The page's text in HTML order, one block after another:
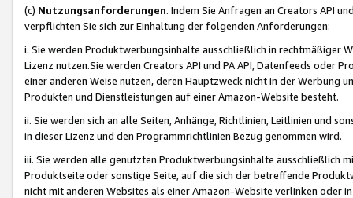
(c) Nutzungsanforderungen. Indem Sie Anfragen an Creators API
verpflichten Sie sich zur Einhaltung der folgenden Anforderungen:
i. Sie werden Produktwerbungsinhalte ausschließlich in rechtmäßiger
Lizenz nutzen.Sie werden Creators API und PA API, Datenfeeds oder
einer anderen Weise nutzen, deren Hauptzweck nicht in der Werbung
Produkten und Dienstleistungen auf einer Amazon-Website besteht.
ii. Sie werden sich an alle Seiten, Anhänge, Richtlinien, Leitlinien und
in dieser Lizenz und den Programmrichtlinien Bezug genommen wird.
iii. Sie werden alle genutzten Produktwerbungsinhalte ausschließlich
Produktseite oder sonstige Seite, auf die sich der betreffende
nicht mit anderen Websites als einer Amazon-Website verlinken oder